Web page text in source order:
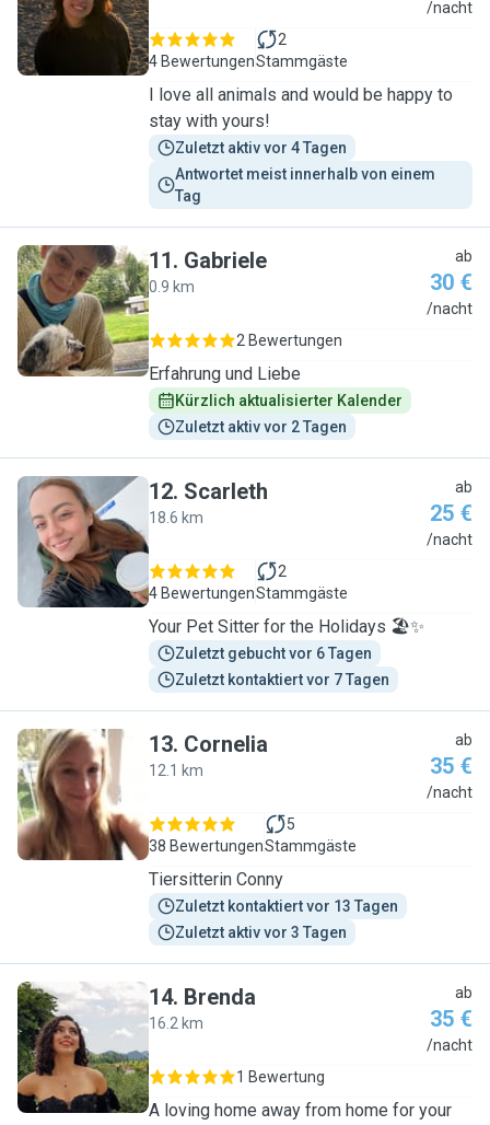
K /nacht
4 Bewertungen
2
Stammgäste
I love all animals and would be happy to
stay with yours!
Zuletzt aktiv vor 4 Tagen
Antwortet meist innerhalb von einem
Tag
G
11. Gabriele
0.9 km
ab
30 €
/nacht
2 Bewertungen
Erfahrung und Liebe
Kürzlich aktualisierter Kalender
Zuletzt aktiv vor 2 Tagen
S
12. Scarleth
18.6 km
ab
25 €
/nacht
4 Bewertungen
2
Stammgäste
Your Pet Sitter for the Holidays 🏖️✨
Zuletzt gebucht vor 6 Tagen
Zuletzt kontaktiert vor 7 Tagen
C
13. Cornelia
12.1 km
ab
35 €
/nacht
38 Bewertungen
5
Stammgäste
Tiersitterin Conny
Zuletzt kontaktiert vor 13 Tagen
Zuletzt aktiv vor 3 Tagen
B
14. Brenda
16.2 km
ab
35 €
/nacht
1 Bewertung
A loving home away from home for your